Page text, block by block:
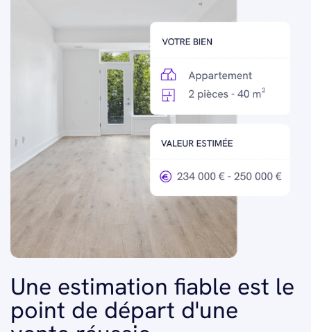
Une estimation fiable est le
point de départ d'une